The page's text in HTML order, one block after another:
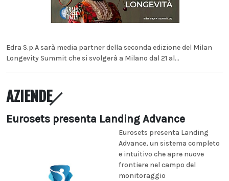
Edra S.p.A sarà media partner della seconda edizione del Milan
Longevity Summit che si svolgerà a Milano dal 21 al...
AZIENDE
Eurosets presenta Landing Advance
Eurosets presenta Landing
Advance, un sistema completo
e intuitivo che apre nuove
frontiere nel campo del
monitoraggio